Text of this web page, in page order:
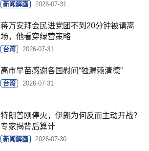
新闻解画 2026-07-31
蒋万安拜会民进党团不到20分钟被请离
场，他看穿绿营策略
台湾 2026-07-31
高市早苗感谢各国慰问“独漏赖清德”
台湾 2026-07-31
特朗普刚停火，伊朗为何反而主动开战？
专家揭背后算计
新闻解画 2026-07-30